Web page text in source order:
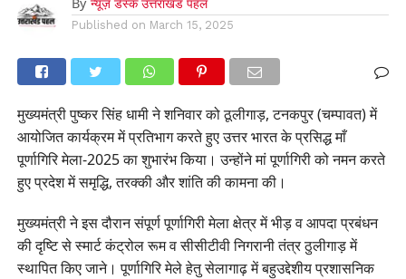
Published on March 15, 2025
मुख्यमंत्री पुष्कर सिंह धामी ने शनिवार को ठूलीगाड़, टनकपुर (चम्पावत) में
आयोजित कार्यक्रम में प्रतिभाग करते हुए उत्तर भारत के प्रसिद्ध माँ
पूर्णागिरि मेला-2025 का शुभारंभ किया। उन्होंने मां पूर्णागिरी को नमन करते
हुए प्रदेश में समृद्धि, तरक्की और शांति की कामना की।
मुख्यमंत्री ने इस दौरान संपूर्ण पूर्णागिरी मेला क्षेत्र में भीड़ व आपदा प्रबंधन
की दृष्टि से स्मार्ट कंट्रोल रूम व सीसीटीवी निगरानी तंत्र ठुलीगाड़ में
स्थापित किए जाने। पूर्णागिरि मेले हेतु सेलागाढ़ में बहुउद्देशीय प्रशासनिक